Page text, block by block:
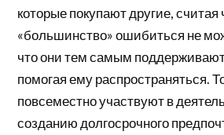
которые покупают другие, считая
«большинство» ошибиться не
что они тем самым поддерживают
помогая ему распространяться.
повсеместно участвуют в
созданию долгосрочного